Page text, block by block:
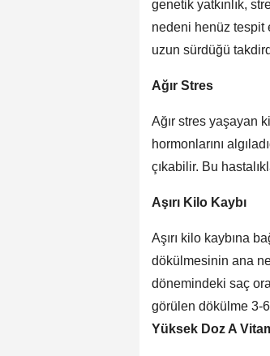
genetik yatkınlık,
nedeni henüz tespit
uzun sürdüğü
Ağır Stres
Ağır stres yaşayan
hormonlarını
çıkabilir. Bu
Aşırı Kilo Kaybı
Aşırı kilo kaybına
dökülmesinin ana
dönemindeki saç
görülen dökülme 3-
Yüksek Doz A